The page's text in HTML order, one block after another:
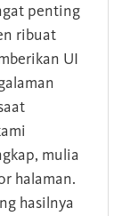
penting
ribuat
UI
mulia
halaman.
hasilnya